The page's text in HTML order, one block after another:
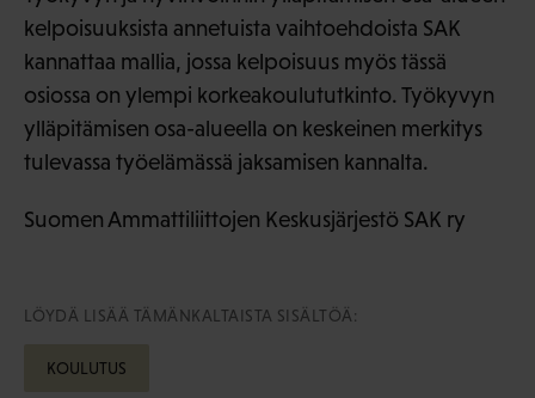
kelpoisuuksista annetuista vaihtoehdoista SAK
kannattaa mallia, jossa kelpoisuus myös tässä
osiossa on ylempi korkeakoulututkinto. Työkyvyn
ylläpitämisen osa-alueella on keskeinen merkitys
tulevassa työelämässä jaksamisen kannalta.
Suomen Ammattiliittojen Keskusjärjestö SAK ry
LÖYDÄ LISÄÄ TÄMÄNKALTAISTA SISÄLTÖÄ:
KOULUTUS